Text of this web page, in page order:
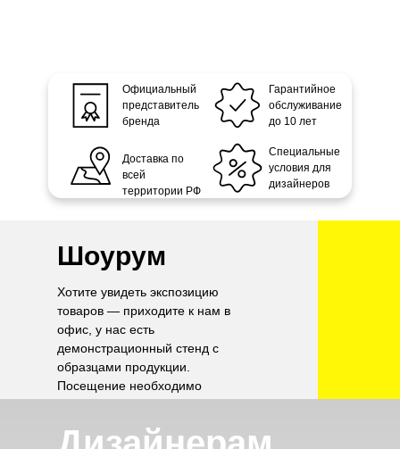
Официальный
представитель
бренда
Доставка по
всей
территории РФ
Гарантийное
обслуживание
до 10 лет
Специальные
условия для
дизайнеров
Шоурум
Хотите увидеть экспозицию
товаров — приходите к нам в
офис, у нас есть
демонстрационный стенд с
образцами продукции.
Посещение необходимо